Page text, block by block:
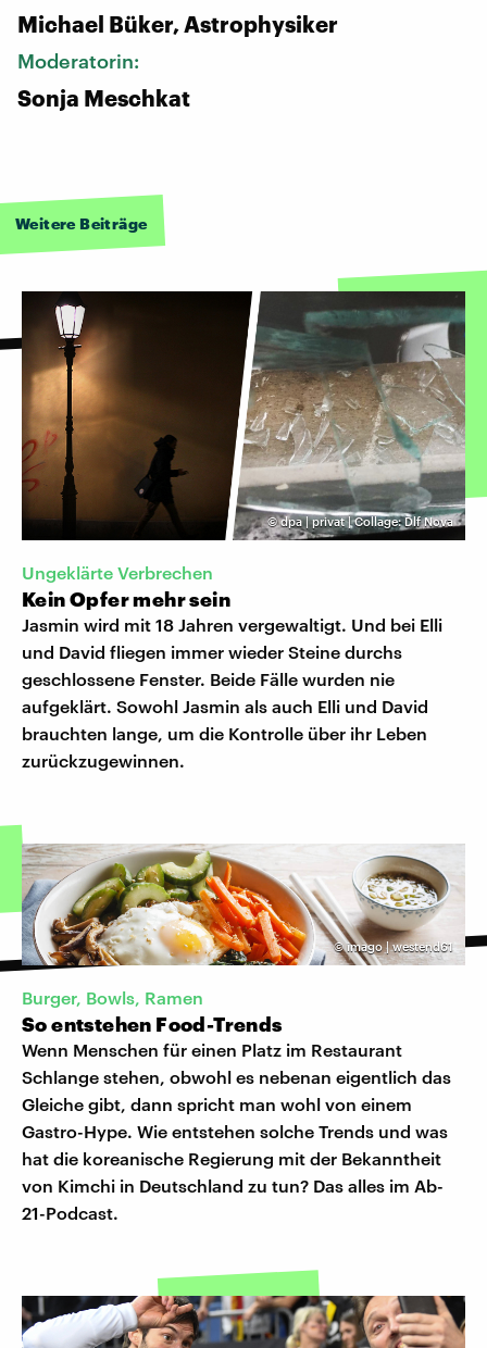
Michael Büker, Astrophysiker
Moderatorin:
Sonja Meschkat
Weitere Beiträge
©dpa | privat | Collage: Dlf Nova
Ungeklärte Verbrechen
Kein Opfer mehr sein
Jasmin wird mit 18 Jahren vergewaltigt. Und bei Elli
und David fliegen immer wieder Steine durchs
geschlossene Fenster. Beide Fälle wurden nie
aufgeklärt. Sowohl Jasmin als auch Elli und David
brauchten lange, um die Kontrolle über ihr Leben
zurückzugewinnen.
©imago | westend61
Burger, Bowls, Ramen
So entstehen Food-Trends
Wenn Menschen für einen Platz im Restaurant
Schlange stehen, obwohl es nebenan eigentlich das
Gleiche gibt, dann spricht man wohl von einem
Gastro-Hype. Wie entstehen solche Trends und was
hat die koreanische Regierung mit der Bekanntheit
von Kimchi in Deutschland zu tun? Das alles im Ab-
21-Podcast.